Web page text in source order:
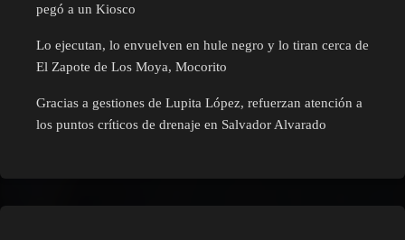
pegó a un Kiosco
Lo ejecutan, lo envuelven en hule negro y lo tiran cerca de
El Zapote de Los Moya, Mocorito
Gracias a gestiones de Lupita López, refuerzan atención a
los puntos críticos de drenaje en Salvador Alvarado